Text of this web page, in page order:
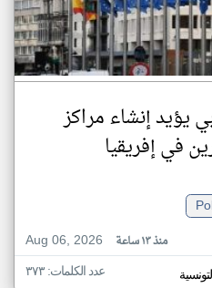
يؤيد إنشاء مراكز
في إفريقيا
Aug 06, 2026
منذ ١٣ ساعة
عدد الكلمات: ٣٧٣